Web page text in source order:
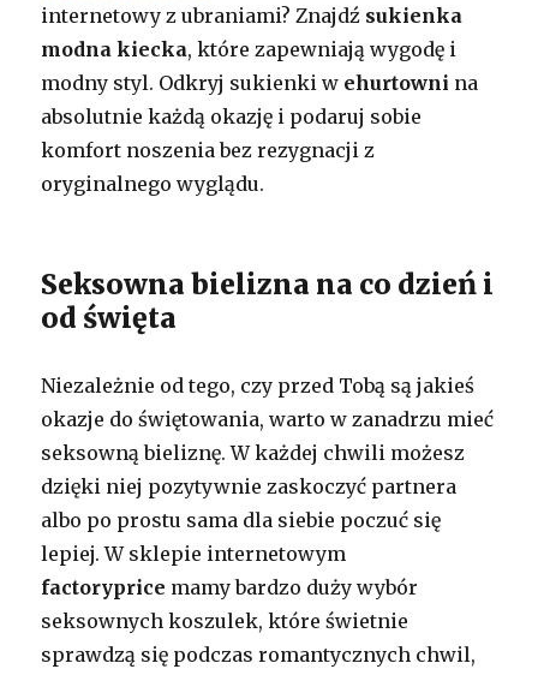
internetowy z ubraniami? Znajdź sukienka
modna kiecka, które zapewniają wygodę i
modny styl. Odkryj sukienki w ehurtowni na
absolutnie każdą okazję i podaruj sobie
komfort noszenia bez rezygnacji z
oryginalnego wyglądu.
Seksowna bielizna na co dzień i
od święta
Niezależnie od tego, czy przed Tobą są jakieś
okazje do świętowania, warto w zanadrzu mieć
seksowną bieliznę. W każdej chwili możesz
dzięki niej pozytywnie zaskoczyć partnera
albo po prostu sama dla siebie poczuć się
lepiej. W sklepie internetowym
factoryprice mamy bardzo duży wybór
seksownych koszulek, które świetnie
sprawdzą się podczas romantycznych chwil,